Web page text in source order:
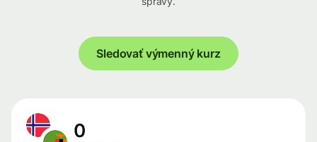
Sledovať výmenný kurz
0